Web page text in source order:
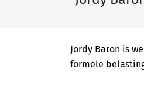
Jordy Baron is
formele